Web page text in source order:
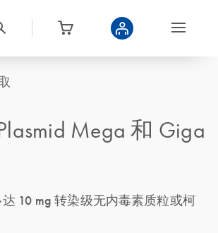
Mega 和 Giga
10 mg 转染级无内毒素质粒或柯